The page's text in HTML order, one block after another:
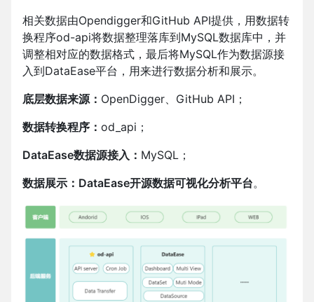
相关数据由Opendigger和GitHub API提供，用数据转
换程序od-api将数据整理落库到MySQL数据库中，并
调整相对应的数据格式，最后将MySQL作为数据源接
入到DataEase平台，用来进行数据分析和展示。
底层数据来源： OpenDigger、GitHub API；
数据转换程序： od_api；
DataEase数据源接入： MySQL；
数据展示：DataEase开源数据可视化分析平台。